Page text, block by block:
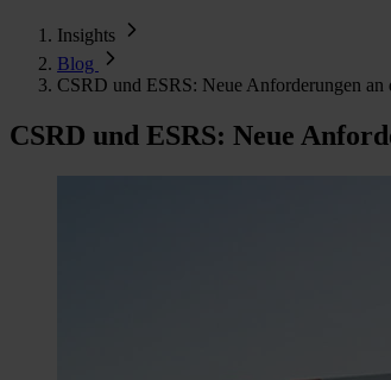
Insights
Blog
CSRD und ESRS: Neue Anforderungen
CSRD und ESRS: Neue